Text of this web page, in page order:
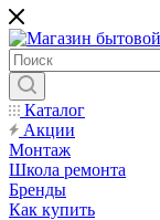
Каталог
Акции
Монтаж
Школа ремонта
Бренды
Как купить